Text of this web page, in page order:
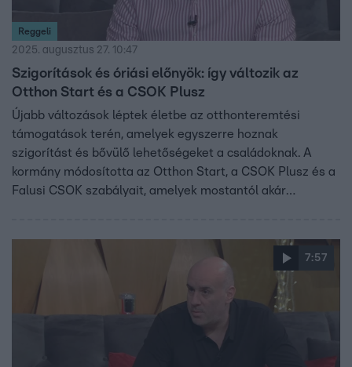
Reggeli
2025. augusztus 27. 10:47
Szigorítások és óriási előnyök: így változik az
Otthon Start és a CSOK Plusz
Újabb változások léptek életbe az otthonteremtési
támogatások terén, amelyek egyszerre hoznak
szigorítást és bővülő lehetőségeket a családoknak. A
kormány módosította az Otthon Start, a CSOK Plusz és a
Falusi CSOK szabályait, amelyek mostantól akár
már csak házastárs vagy szülő vonható be, testvér és
élettárs nem. Emellett a CSOK Plusz felső határa 100
millió forintra emelkedett, igazodva az Otthon Start
keretéhez.
7:57